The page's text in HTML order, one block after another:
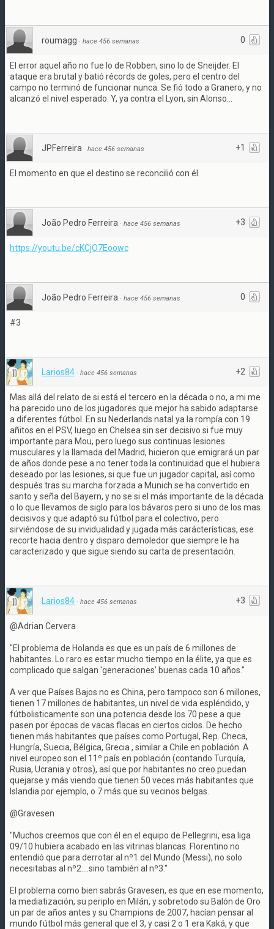
0
roumagg · hace 456 semanas
El error aquel año no fue lo de Robben, sino lo de Sneijder. El
ataque era brutal y batió récords de goles, pero el centro del
campo no terminó de funcionar nunca. Se fió todo a Granero, y no
alcanzó el nivel esperado. Y, ya contra el Lyon, sin Alonso...
+1
JPFerreira · hace 456 semanas
El momento en que el destino se reconcilió con él.
+3
João Pedro Ferreira · hace 456 semanas
https://youtu.be/cKCjO7Eoowc
0
João Pedro Ferreira · hace 456 semanas
#3
+2
Larios84 · hace 456 semanas
Mas allá del relato de si está el tercero en la década o no, a mi me
ha parecido uno de los jugadores que mejor ha sabido adaptarse
a diferentes fútbol. En su Nederlands natal ya la rompía con 19
añitos en el PSV, luego en Chelsea sin ser decisivo si fue muy
importante para Mou, pero luego sus continuas lesiones
musculares y la llamada del Madrid, hicieron que emigrará un par
de años donde pese a no tener toda la continuidad que el hubiera
deseado por las lesiones, si que fue un jugador capital, así como
después tras su marcha forzada a Munich se ha convertido en
santo y seña del Bayern, y no se si el más importante de la década
o lo que llevamos de siglo para los bávaros pero si uno de los mas
decisivos y que adaptó su fútbol para el colectivo, pero
sirviéndose de su invidualidad y jugada más carácterísticas, ese
recorte hacia dentro y disparo demoledor que siempre le ha
caracterizado y que sigue siendo su carta de presentación.
+3
Larios84 · hace 456 semanas
@Adrian Cervera
"El problema de Holanda es que es un país de 6 millones de
habitantes. Lo raro es estar mucho tiempo en la élite, ya que es
complicado que salgan 'generaciones' buenas cada 10 años."
A ver que Países Bajos no es China, pero tampoco son 6 millones,
tienen 17 millones de habitantes, un nivel de vida espléndido, y
fútbolisticamente son una potencia desde los 70 pese a que
pasen por épocas de vacas flacas en ciertos ciclos. De hecho
tienen más habitantes que países como Portugal, Rep. Checa,
Hungría, Suecia, Bélgica, Grecia , similar a Chile en población. A
nivel europeo son el 11º país en población (contando Turquía,
Rusia, Ucrania y otros), así que por habitantes no creo puedan
quejarse y más viendo que tienen 50 veces más habitantes que
Islandia por ejemplo, o 7 más que su vecinos belgas.
@Gravesen
"Muchos creemos que con él en el equipo de Pellegrini, esa liga
09/10 hubiera acabado en las vitrinas blancas. Florentino no
entendió que para derrotar al nº1 del Mundo (Messi), no solo
necesitabas al nº2....sino también al nº3."
El problema como bien sabrás Gravesen, es que en ese momento,
la mediatización, su periplo en Milán, y sobretodo su Balón de Oro
un par de años antes y su Champions de 2007, hacían pensar al
mundo fútbol más general que el 3, y casi 2 o 1 era Kaká, y que